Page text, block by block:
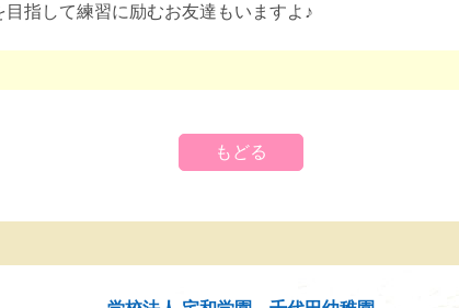
指して練習に励むお友達もいますよ♪
もどる